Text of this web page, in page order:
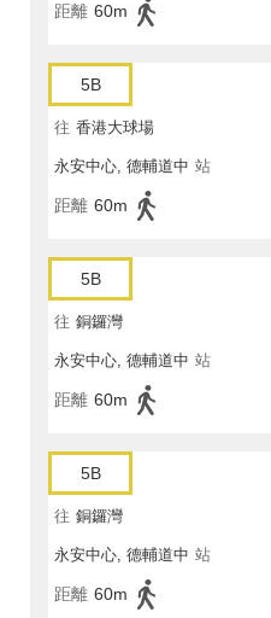
距離 60m
5B
往 香港大球場
永安中心, 德輔道中 站
距離 60m
5B
往 銅鑼灣
永安中心, 德輔道中 站
距離 60m
5B
往 銅鑼灣
永安中心, 德輔道中 站
距離 60m